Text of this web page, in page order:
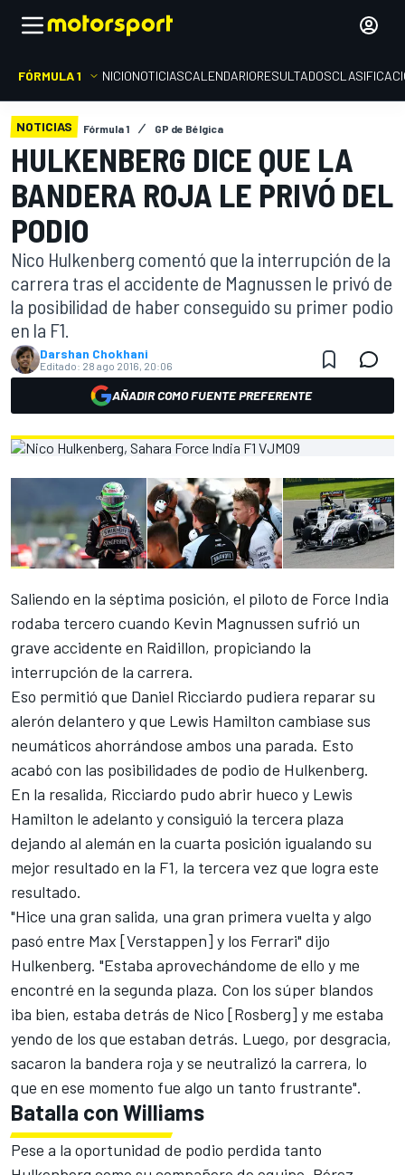
FÓRMULA 1 INICIONOTICIASCALENDARIORESULTADOS
NOTICIAS Fórmula 1 GP de Bélgica
HULKENBERG DICE QUE LA
BANDERA ROJA LE PRIVÓ DEL
PODIO
Nico Hulkenberg comentó que la interrupción de la
carrera tras el accidente de Magnussen le privó de
la posibilidad de haber conseguido su primer podio
en la F1.
Darshan Chokhani
Editado: 28 ago 2016, 20:06
AÑADIR COMO FUENTE PREFERENTE
Saliendo en la séptima posición, el piloto de Force India
rodaba tercero cuando Kevin Magnussen sufrió un
grave accidente en Raidillon, propiciando la
interrupción de la carrera.
Eso permitió que Daniel Ricciardo pudiera reparar su
alerón delantero y que Lewis Hamilton cambiase sus
neumáticos ahorrándose ambos una parada. Esto
acabó con las posibilidades de podio de Hulkenberg.
En la resalida, Ricciardo pudo abrir hueco y Lewis
Hamilton le adelanto y consiguió la tercera plaza
dejando al alemán en la cuarta posición igualando su
mejor resultado en la F1, la tercera vez que logra este
resultado.
"Hice una gran salida, una gran primera vuelta y algo
pasó entre Max [Verstappen] y los Ferrari" dijo
Hulkenberg. "Estaba aprovechándome de ello y me
encontré en la segunda plaza. Con los súper blandos
iba bien, estaba detrás de Nico [Rosberg] y me estaba
yendo de los que estaban detrás. Luego, por desgracia,
sacaron la bandera roja y se neutralizó la carrera, lo
que en ese momento fue algo un tanto frustrante".
Batalla con Williams
Pese a la oportunidad de podio perdida tanto